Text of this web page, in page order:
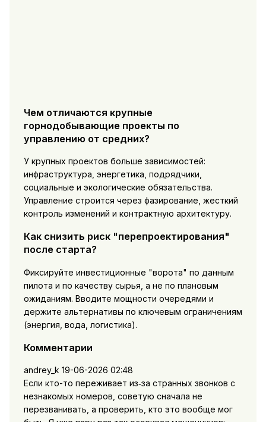
Чем отличаются крупные
горнодобывающие проекты по
управлению от средних?
У крупных проектов больше зависимостей:
инфраструктура, энергетика, подрядчики,
социальные и экологические обязательства.
Управление строится через фазирование, жесткий
контроль изменений и контрактную архитектуру.
Как снизить риск "перепроектирования"
после старта?
Фиксируйте инвестиционные "ворота" по данным
пилота и по качеству сырья, а не по плановым
ожиданиям. Вводите мощности очередями и
держите альтернативы по ключевым ограничениям
(энергия, вода, логистика).
Комментарии
andrey_k 19-06-2026 02:48
Если кто-то переживает из‑за странных звонков с
незнакомых номеров, советую сначала не
перезванивать, а проверить, кто это вообще мог